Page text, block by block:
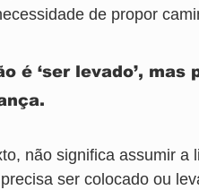
de propor
é ‘ser levado’,
não significa assumir
ser colocado ou